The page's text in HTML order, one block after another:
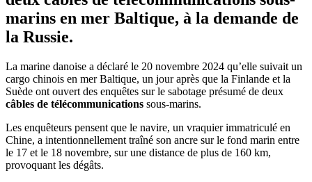
marins en mer Baltique, à la demande de
la Russie.
La marine danoise a déclaré le 20 novembre 2024 qu’elle suivait un
cargo chinois en mer Baltique, un jour après que la Finlande et la
Suède ont ouvert des enquêtes sur le sabotage présumé de deux
câbles de télécommunications sous-marins.
Les enquêteurs pensent que le navire, un vraquier immatriculé en
Chine, a intentionnellement traîné son ancre sur le fond marin entre
le 17 et le 18 novembre, sur une distance de plus de 160 km,
provoquant les dégâts.